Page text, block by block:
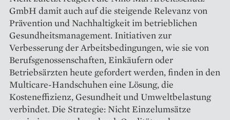
GmbH damit auch auf die steigende Relevanz von
Prävention und Nachhaltigkeit im betrieblichen
Gesundheitsmanagement. Initiativen zur
Verbesserung der Arbeitsbedingungen, wie sie von
Berufsgenossenschaften, Einkäufern oder
Betriebsärzten heute gefordert werden, finden in den
Multicare-Handschuhen eine Lösung, die
Kosteneffizienz, Gesundheit und Umweltbelastung
verbindet. Die Strategie: Nicht Einzelumsätze